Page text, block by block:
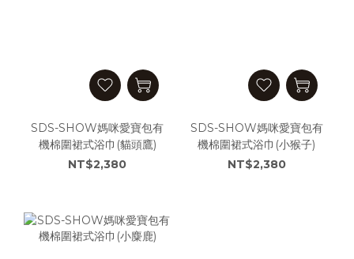
SDS-SHOW媽咪愛寶包有
機棉圍裙式浴巾(貓頭鷹)
NT$2,380
SDS-SHOW媽咪愛寶包有
機棉圍裙式浴巾(小猴子)
NT$2,380